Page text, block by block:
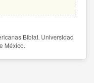
Biblat. Universidad
México.